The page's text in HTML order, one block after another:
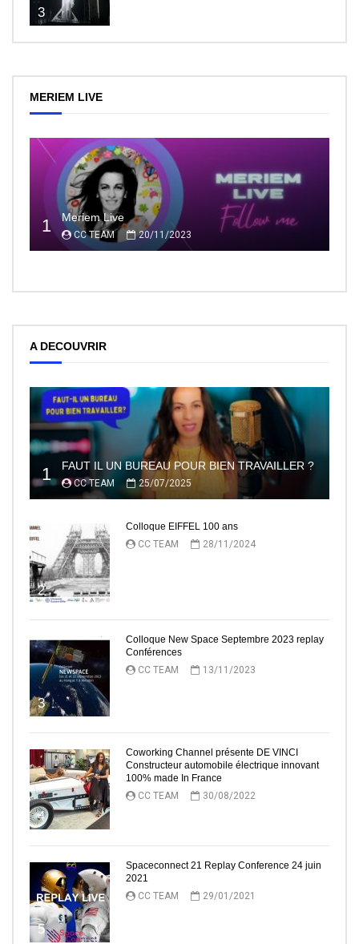
3
MERIEM LIVE
1 Meriem Live
CC TEAM 20/11/2023
A DECOUVRIR
1 FAUT IL UN BUREAU POUR BIEN TRAVAILLER ?
CC TEAM 25/07/2025
2
Colloque EIFFEL 100 ans
CC TEAM
28/11/2024
3
Colloque New Space Septembre 2023 replay
Conférences
CC TEAM
13/11/2023
4
Coworking Channel présente DE VINCI
Constructeur automobile électrique innovant
100% made In France
CC TEAM
30/08/2022
5
Spaceconnect 21 Replay Conference 24 juin
2021
CC TEAM
29/01/2021